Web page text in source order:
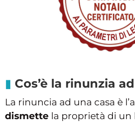
Cos’è la rinunzia
La rinuncia ad una casa è
dismette la proprietà di un